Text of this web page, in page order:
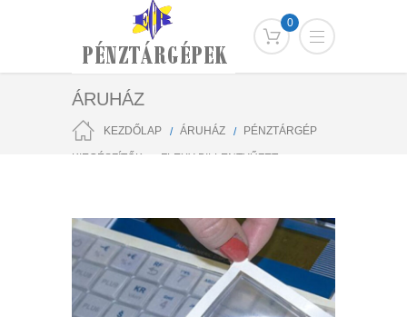
0
ÁRUHÁZ
KEZDŐLAP ÁRUHÁZ PÉNZTÁRGÉP
KIEGÉSZÍTŐK FLEXY BILLENTYŰZET